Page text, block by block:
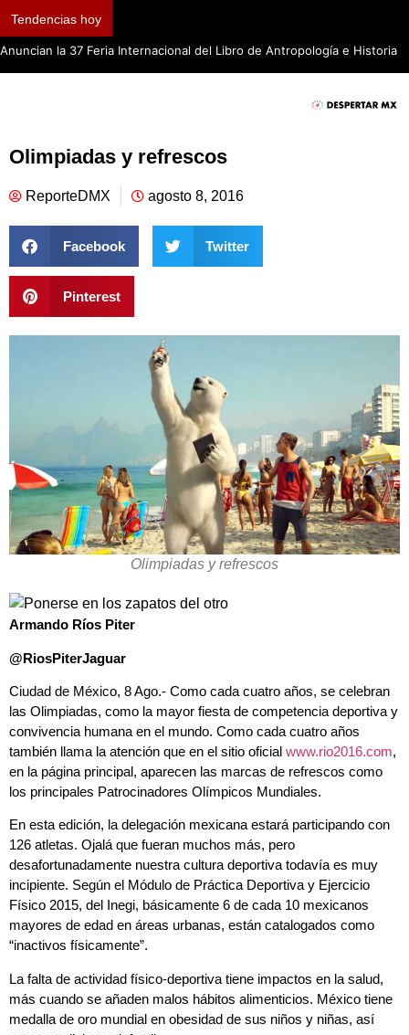
Tendencias hoy
Anuncian la 37 Feria Internacional del Libro de Antropología e Historia
Olimpiadas y refrescos
ReporteDMX agosto 8, 2016
Facebook Twitter
Pinterest
Olimpiadas y refrescos
Armando Ríos Piter
@RiosPiterJaguar
Ciudad de México, 8 Ago.- Como cada cuatro años, se celebran
las Olimpiadas, como la mayor fiesta de competencia deportiva y
convivencia humana en el mundo. Como cada cuatro años
también llama la atención que en el sitio oficial www.rio2016.com,
en la página principal, aparecen las marcas de refrescos como
los principales Patrocinadores Olímpicos Mundiales.
En esta edición, la delegación mexicana estará participando con
126 atletas. Ojalá que fueran muchos más, pero
desafortunadamente nuestra cultura deportiva todavía es muy
incipiente. Según el Módulo de Práctica Deportiva y Ejercicio
Físico 2015, del Inegi, básicamente 6 de cada 10 mexicanos
mayores de edad en áreas urbanas, están catalogados como
“inactivos físicamente”.
La falta de actividad físico-deportiva tiene impactos en la salud,
más cuando se añaden malos hábitos alimenticios. México tiene
medalla de oro mundial en obesidad de sus niños y niñas, así